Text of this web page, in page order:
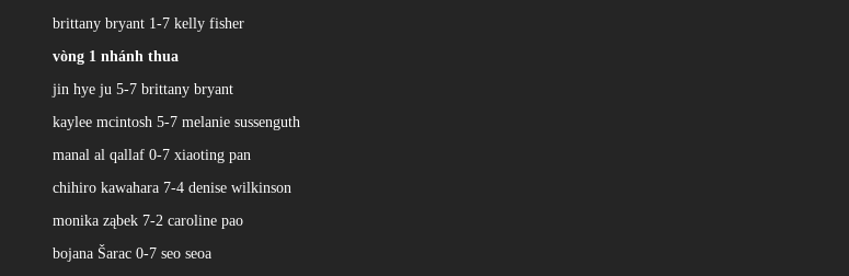
brittany bryant 1-7 kelly fisher
vòng 1 nhánh thua
jin hye ju 5-7 brittany bryant
kaylee mcintosh 5-7 melanie sussenguth
manal al qallaf 0-7 xiaoting pan
chihiro kawahara 7-4 denise wilkinson
monika ząbek 7-2 caroline pao
bojana Šarac 0-7 seo seoa